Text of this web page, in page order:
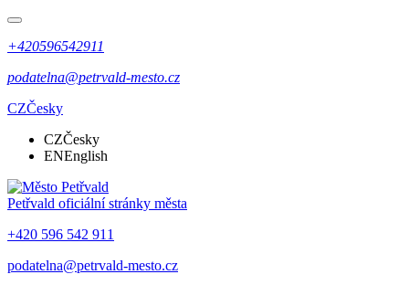
+420596542911
podatelna@petrvald-mesto.cz
CZČesky
CZČesky
ENEnglish
Petřvald oficiální stránky města
+420 596 542 911
podatelna@petrvald-mesto.cz